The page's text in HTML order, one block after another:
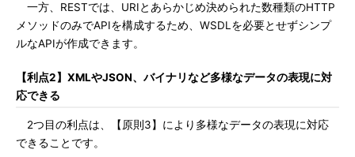
一方、RESTでは、URIとあらかじめ決められた数種類のHTTP
メソッドのみでAPIを構成するため、WSDLを必要とせずシンプ
ルなAPIが作成できます。
【利点2】XMLやJSON、バイナリなど多様なデータの表現に対
応できる
2つ目の利点は、【原則3】により多様なデータの表現に対応
できることです。